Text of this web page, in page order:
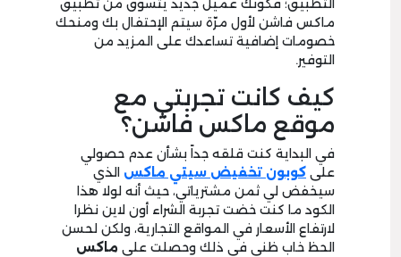
التطبيق؛ فكونك عميل جديد يتسوق من تطبيق
ماكس فاشن لأول مرّة سيتم الإحتفال بك ومنحك
خصومات إضافية تساعدك على المزيد من
التوفير.
كيف كانت تجربتي مع
موقع ماكس فاشن؟
في البداية كنت قلقه جداً بشأن عدم حصولي
على كوبون تخفيض سيتي ماكس الذي
سيخفض لي ثمن مشترياتي، حيث أنه لولا هذا
الكود ما كنت خضت تجربة الشراء أون لاين نظرا
لارتفاع الأسعار في المواقع التجارية، ولكن لحسن
الحظ خاب ظني في ذلك وحصلت على ماكس